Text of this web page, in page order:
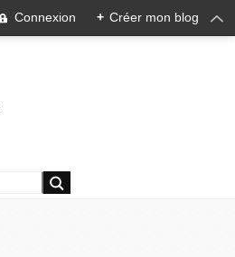
Connexion + Créer mon blog